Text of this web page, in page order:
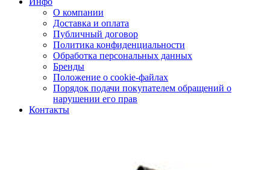
О компании
Доставка и оплата
Публичный договор
Политика конфиденциальности
Обработка персональных данных
Бренды
Положение о cookie-файлах
Порядок подачи покупателем обращений о
нарушении его прав
Контакты